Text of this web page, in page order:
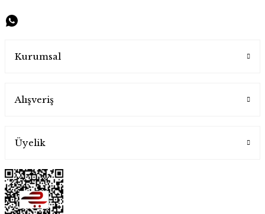
Nezaket İle Parlayan Bakır Tepsi
Handygoo
Kurumsal
Alışveriş
Üyelik